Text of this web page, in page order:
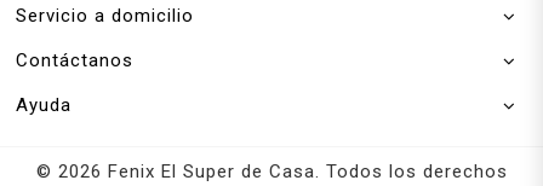
Servicio a domicilio
Contáctanos
Ayuda
© 2026 Fenix El Super de Casa. Todos los derechos